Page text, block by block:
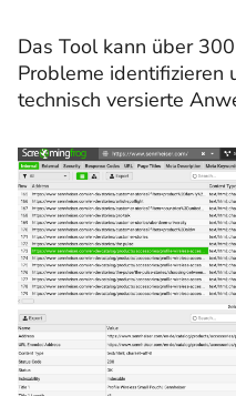
Das Tool kann über
Probleme identifizieren
technisch versierte